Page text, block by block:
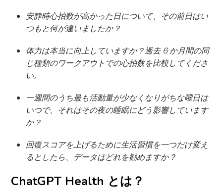
安静時心拍数が高かった日について、その前日はい
つもと何が違いましたか？
体力は本当に向上していますか？過去 6 か月間の同
じ種類のワークアウトでの心拍数を比較してくださ
い。
一週間のうち最も活動量が少なくなりがちな曜日は
いつで、それはその夜の睡眠にどう影響しています
か？
回復スコアを上げるために生活習慣を一つだけ変え
るとしたら、データはどれを勧めますか？
ChatGPT Health とは？